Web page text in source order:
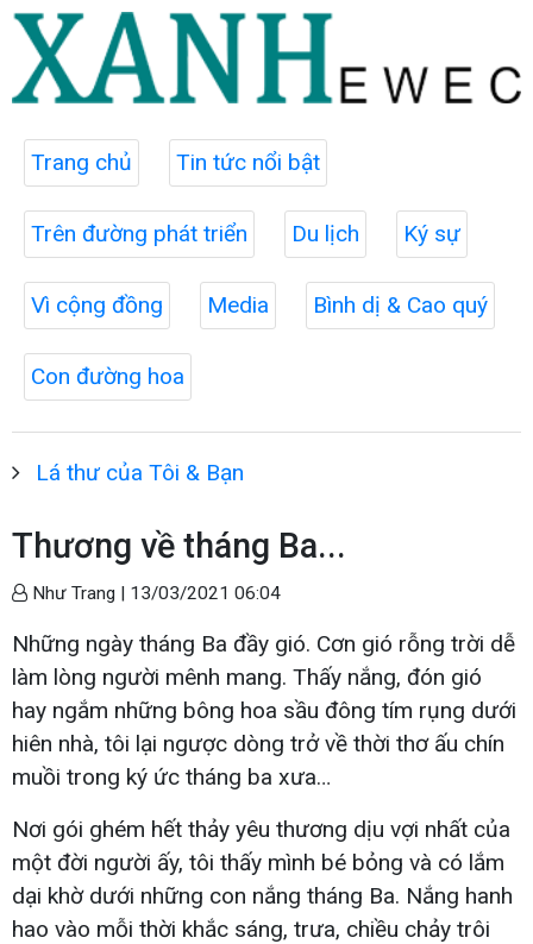
Trang chủ Tin tức nổi bật
Trên đường phát triển Du lịch Ký sự
Vì cộng đồng Media Bình dị & Cao quý
Con đường hoa
Lá thư của Tôi & Bạn
Thương về tháng Ba...
Như Trang | 13/03/2021 06:04
Những ngày tháng Ba đầy gió. Cơn gió rỗng trời dễ
làm lòng người mênh mang. Thấy nắng, đón gió
hay ngắm những bông hoa sầu đông tím rụng dưới
hiên nhà, tôi lại ngược dòng trở về thời thơ ấu chín
muồi trong ký ức tháng ba xưa…
Nơi gói ghém hết thảy yêu thương dịu vợi nhất của
một đời người ấy, tôi thấy mình bé bỏng và có lắm
dại khờ dưới những con nắng tháng Ba. Nắng hanh
hao vào mỗi thời khắc sáng, trưa, chiều chảy trôi